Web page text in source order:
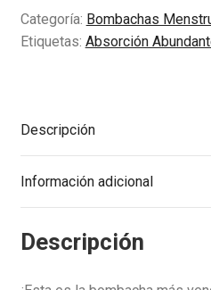
cantidad
Categoría: Bombachas
Etiquetas: Absorción
Descripción
Información adicional
Descripción